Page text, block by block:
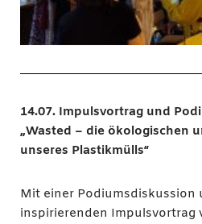
14.07. Impulsvortrag und
„Wasted – die ökologischen
unseres Plastikmülls“
Mit einer Podiumsdiskussion
inspirierenden Impulsvortrag